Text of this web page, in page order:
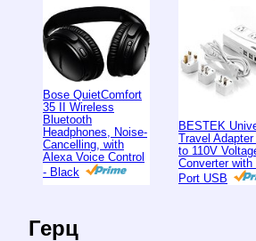
Bose QuietComfort
35 II Wireless
Bluetooth
Headphones, Noise-
Cancelling, with
Alexa Voice Control
- Black
BESTEK
Travel
to 110V
Converter with
Port USB
Герц